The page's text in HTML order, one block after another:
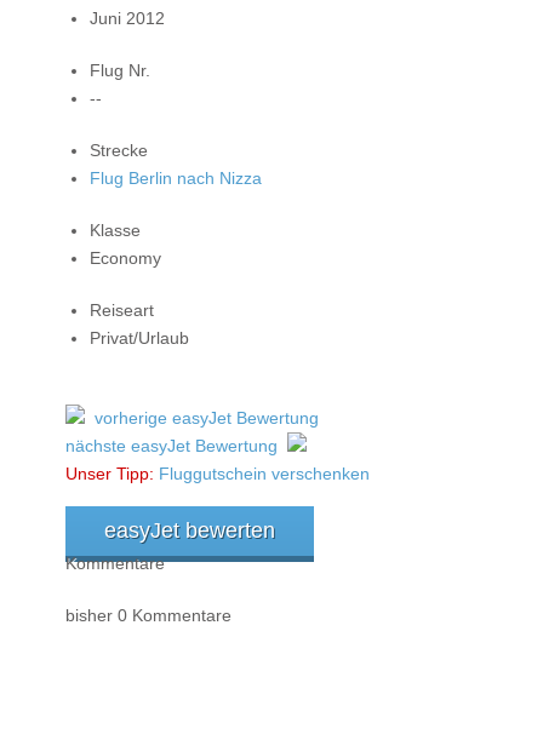
Juni 2012
Flug Nr.
--
Strecke
Flug Berlin nach Nizza
Klasse
Economy
Reiseart
Privat/Urlaub
vorherige easyJet Bewertung
nächste easyJet Bewertung
Unser Tipp: Fluggutschein verschenken
easyJet bewerten
Kommentare
bisher 0 Kommentare